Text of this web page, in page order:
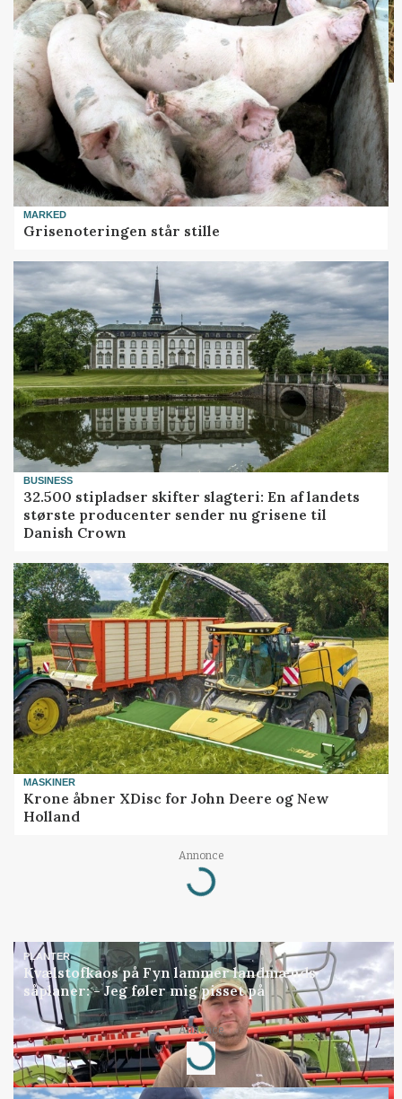
MARKED
Grisenoteringen står stille
BUSINESS
32.500 stipladser skifter slagteri: En af landets
største producenter sender nu grisene til
Danish Crown
MASKINER
Krone åbner XDisc for John Deere og New
Holland
Annonce
Loading...
PLANTER
Kvælstofkaos på Fyn lammer landmænds
såplaner: - Jeg føler mig pisset på
Annonce
Loading...